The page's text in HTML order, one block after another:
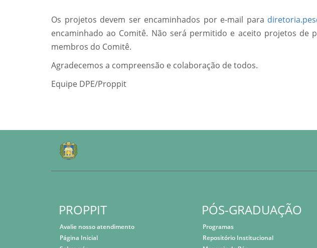
Os projetos devem ser encaminhados por e-mail para
encaminhado ao Comitê. Não será permitido e aceito projetos de
membros do Comitê.
Agradecemos a compreensão e colaboração de todos.
Equipe DPE/Proppit
PROPPIT
Avalie nosso atendimento
Página Inicial
PÓS-GRADUAÇÃO
Programas
Repositório Institucional